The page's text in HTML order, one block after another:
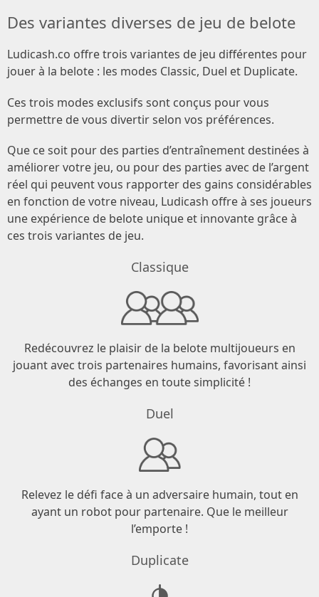
Des variantes diverses de jeu de belote
Ludicash.co offre trois variantes de jeu différentes pour
jouer à la belote : les modes Classic, Duel et Duplicate.
Ces trois modes exclusifs sont conçus pour vous
permettre de vous divertir selon vos préférences.
Que ce soit pour des parties d’entraînement destinées à
améliorer votre jeu, ou pour des parties avec de l’argent
réel qui peuvent vous rapporter des gains considérables
en fonction de votre niveau, Ludicash offre à ses joueurs
une expérience de belote unique et innovante grâce à
ces trois variantes de jeu.
Classique
Redécouvrez le plaisir de la belote multijoueurs en
jouant avec trois partenaires humains, favorisant ainsi
des échanges en toute simplicité !
Duel
Relevez le défi face à un adversaire humain, tout en
ayant un robot pour partenaire. Que le meilleur
l’emporte !
Duplicate